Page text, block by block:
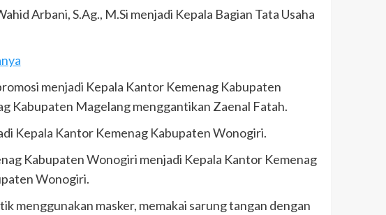
Arbani, S.Ag., M.Si menjadi Kepala Bagian Tata Usaha
menjadi Kepala Kantor Kemenag Kabupaten
Kabupaten Magelang menggantikan Zaenal Fatah.
Kepala Kantor Kemenag Kabupaten Wonogiri.
Kabupaten Wonogiri menjadi Kepala Kantor Kemenag
Wonogiri.
menggunakan masker, memakai sarung tangan dengan